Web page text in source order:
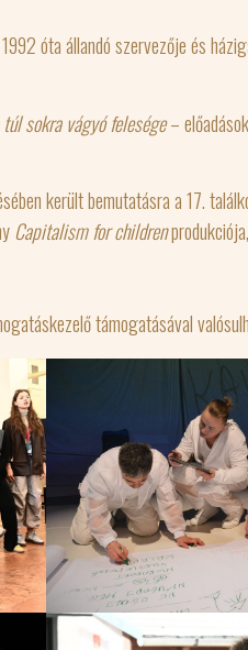
óta állandó szervezője és
sokra vágyó felesége–
került bemutatásra a 17.
Capitalism for children
támogatásával